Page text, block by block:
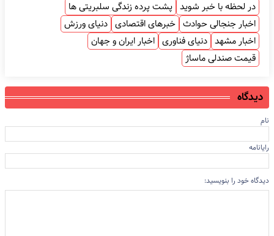
در لحظه با خبر شوید پشت پرده زندگی سلبریتی ها
اخبار جنجالی حوادث خبرهای اقتصادی دنیای ورزش
اخبار مشهد دنیای فناوری اخبار ایران و جهان
قیمت صندلی ماساژ
دیدگاه
نام
رایانامه
دیدگاه خود را بنویسید: